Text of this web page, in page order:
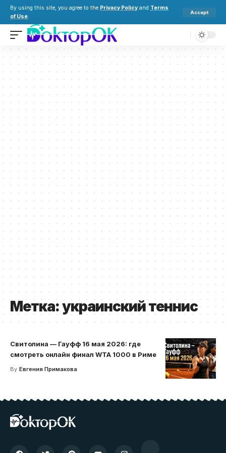
By using this site, you agree to the Privacy Policy and Terms
of Use.
Accept
Метка:украинский теннис
Свитолина — Гауфф 16 мая 2026: где
смотреть онлайн финал WTA 1000 в Риме
By Евгения Примакова